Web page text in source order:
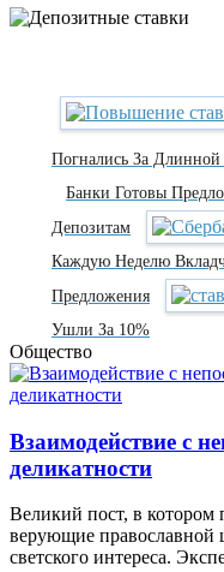
Погнались За Длинной
Банки Готовы
Депозитам
Каждую Неделю
Предложения
Ушли За 10%
Общество
Взаимодействие с
деликатности
Великий пост, в
верующие православной
светского интереса.